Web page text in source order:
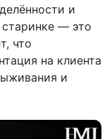
и
— это
что
на клиента
и